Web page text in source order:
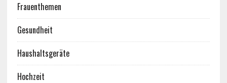
Frauenthemen
Gesundheit
Haushaltsgeräte
Hochzeit